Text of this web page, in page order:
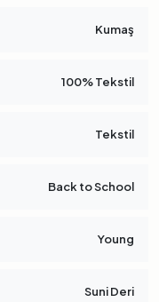
Kumaş
100% Tekstil
Tekstil
Back to School
Young
Suni Deri